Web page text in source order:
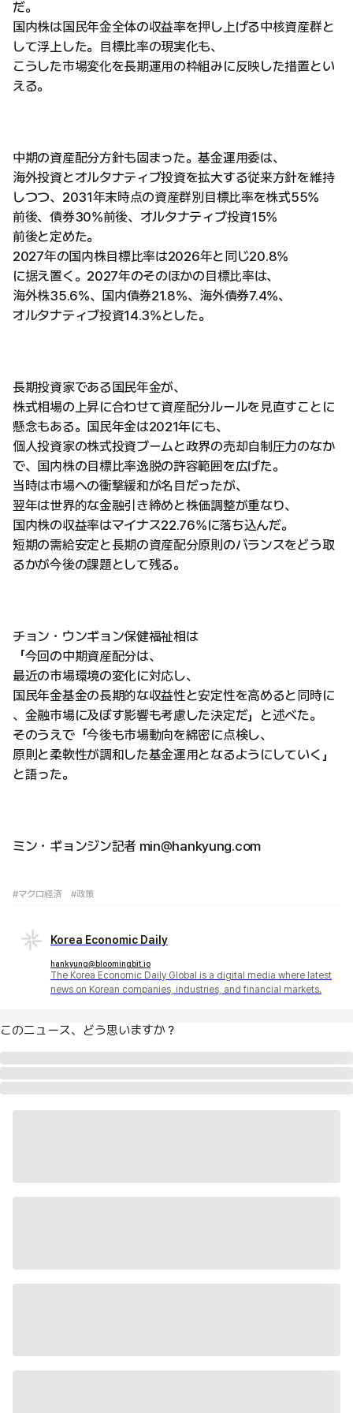
だ。
国内株は国民年金全体の収益率を押し上げる中核資産群と
して浮上した。目標比率の現実化も、
こうした市場変化を長期運用の枠組みに反映した措置とい
える。
中期の資産配分方針も固まった。基金運用委は、
海外投資とオルタナティブ投資を拡大する従来方針を維持
しつつ、2031年末時点の資産群別目標比率を株式55%
前後、債券30%前後、オルタナティブ投資15%
前後と定めた。
2027年の国内株目標比率は2026年と同じ20.8%
に据え置く。2027年のそのほかの目標比率は、
海外株35.6%、国内債券21.8%、海外債券7.4%、
オルタナティブ投資14.3%とした。
長期投資家である国民年金が、
株式相場の上昇に合わせて資産配分ルールを見直すことに
懸念もある。国民年金は2021年にも、
個人投資家の株式投資ブームと政界の売却自制圧力のなか
で、国内株の目標比率逸脱の許容範囲を広げた。
当時は市場への衝撃緩和が名目だったが、
翌年は世界的な金融引き締めと株価調整が重なり、
国内株の収益率はマイナス22.76%に落ち込んだ。
短期の需給安定と長期の資産配分原則のバランスをどう取
るかが今後の課題として残る。
チョン・ウンギョン保健福祉相は
「今回の中期資産配分は、
最近の市場環境の変化に対応し、
国民年金基金の長期的な収益性と安定性を高めると同時に
、金融市場に及ぼす影響も考慮した決定だ」と述べた。
そのうえで「今後も市場動向を綿密に点検し、
原則と柔軟性が調和した基金運用となるようにしていく」
と語った。
ミン・ギョンジン記者 min@hankyung.com
#マクロ経済 #政策
Korea Economic Daily
hankyung@bloomingbit.io
The Korea Economic Daily Global is a digital media where latest
news on Korean companies, industries, and financial markets.
このニュース、どう思いますか？